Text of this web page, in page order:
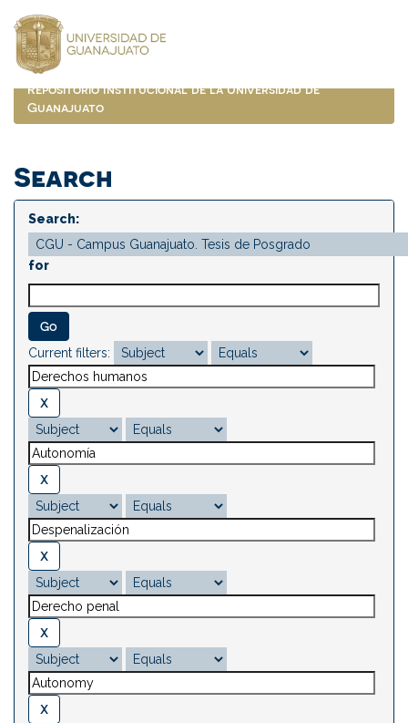
navigation
Repositorio Institucional de la Universidad de
Guanajuato
Search
Search:
for
Current filters: